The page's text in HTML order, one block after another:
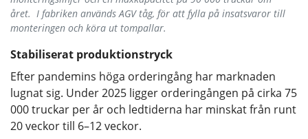
året. I fabriken används AGV tåg, för att fylla på insatsvaror till
monteringen och köra ut tompallar.
Stabiliserat produktionstryck
Efter pandemins höga orderingång har marknaden
lugnat sig. Under 2025 ligger orderingången på cirka 75
000 truckar per år och ledtiderna har minskat från runt
20 veckor till 6–12 veckor.